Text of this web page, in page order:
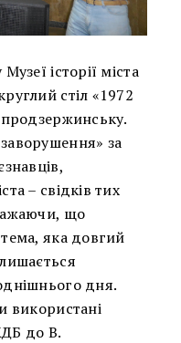
історії міста
стіл «1972
за
– свідків тих
що
яка довгий
дня.
використані
до В.